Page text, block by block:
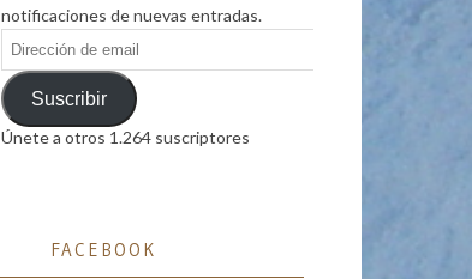
notificaciones de nuevas entradas.
Dirección
de
emailSuscribir
Únete a otros 1.264 suscriptores
FACEBOOK